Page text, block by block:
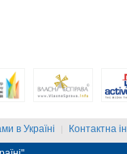
в Україні | Контактна